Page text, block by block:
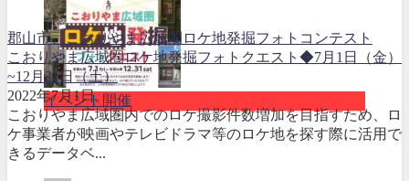
イベント開催
郡山市、こおりやま広域圏ロケ地発掘フォトコンテスト
こおりやま広域圏ロケ地発掘フォトクエスト◆7月1日（金）
~12月31日（土）
2022年7月1日
こおりやま広域圏内でのロケ撮影件数増加を目指すため、ロ
ケ事業者が映画やテレビドラマ等のロケ地を探す際に活用で
きるデータベ...